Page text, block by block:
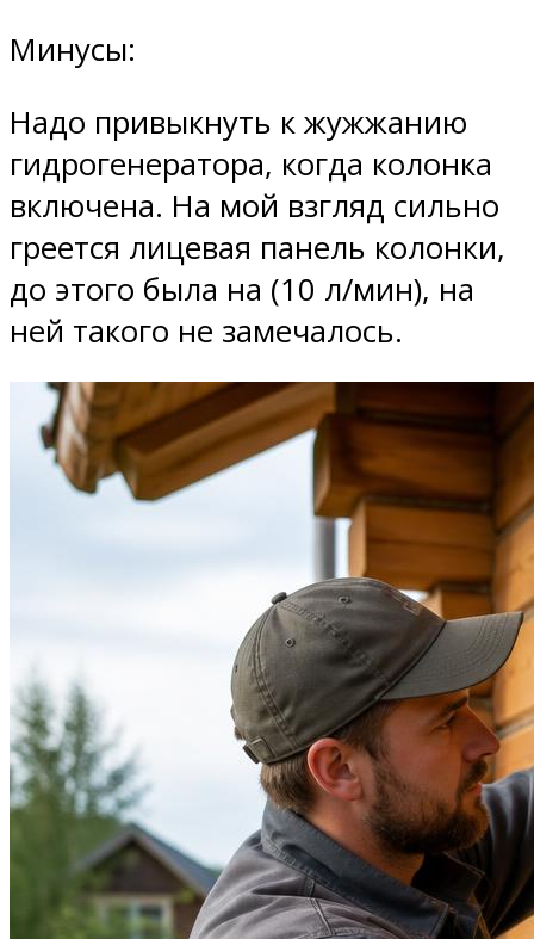
Минусы:
Надо привыкнуть к жужжанию
гидрогенератора, когда колонка
включена. На мой взгляд сильно
греется лицевая панель колонки,
до этого была на (10 л/мин), на
ней такого не замечалось.